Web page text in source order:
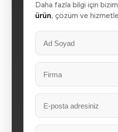
Daha fazla bilgi için
ürün, çözüm ve